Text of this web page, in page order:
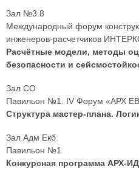
Зал №3.8
Международный форум
инженеров-расчетчиков
Расчётные модели, методы
безопасности и
Зал СО
Павильон №1. IV Форум «АРХ
Структура мастер-плана.
Зал Адм Екб
Павильон №1
Конкурсная программа АРХ-